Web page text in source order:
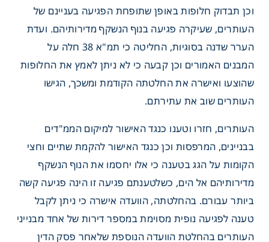
וכן תבדוק חלופות באופן שתופחת הפגיעה בעניינם של
העותרים, שעיקרה פגיעה בנוף הנשקף מדירותיהם. ועדת
הערר שדנה בסוגיות, החליטה כי תמ"א 38 חלה על
המבנים האמורים וכן קבעה כי לא ניתן לאמץ את החלופות
שהוצעו ואישרה את החלטתה הקודמת ומשכך, הגישו
העותרים שוב את עתירתם.
העותרים, חזרו וטענו כנגד האישור למיקום הממ"דים
בבניינים, המרפסות וכן כנגד האישור להקמת שתיים וחצי
הקומות על הגג בטענה כי אלו יחסמו את הנוף הנשקף
מדירותיהם אל הים, כשלטענתם פגיעה זו הינה פגיעה קשה
ביותר עבורם. בהחלטתה, הוועדה אישרה כי ניתן לקבל
טענה לפגיעה נופית מסוימת במספר דירות של אחד מבנייני
העותרים בהחלטת הוועדה הנוספת שלאחר פסק הדין